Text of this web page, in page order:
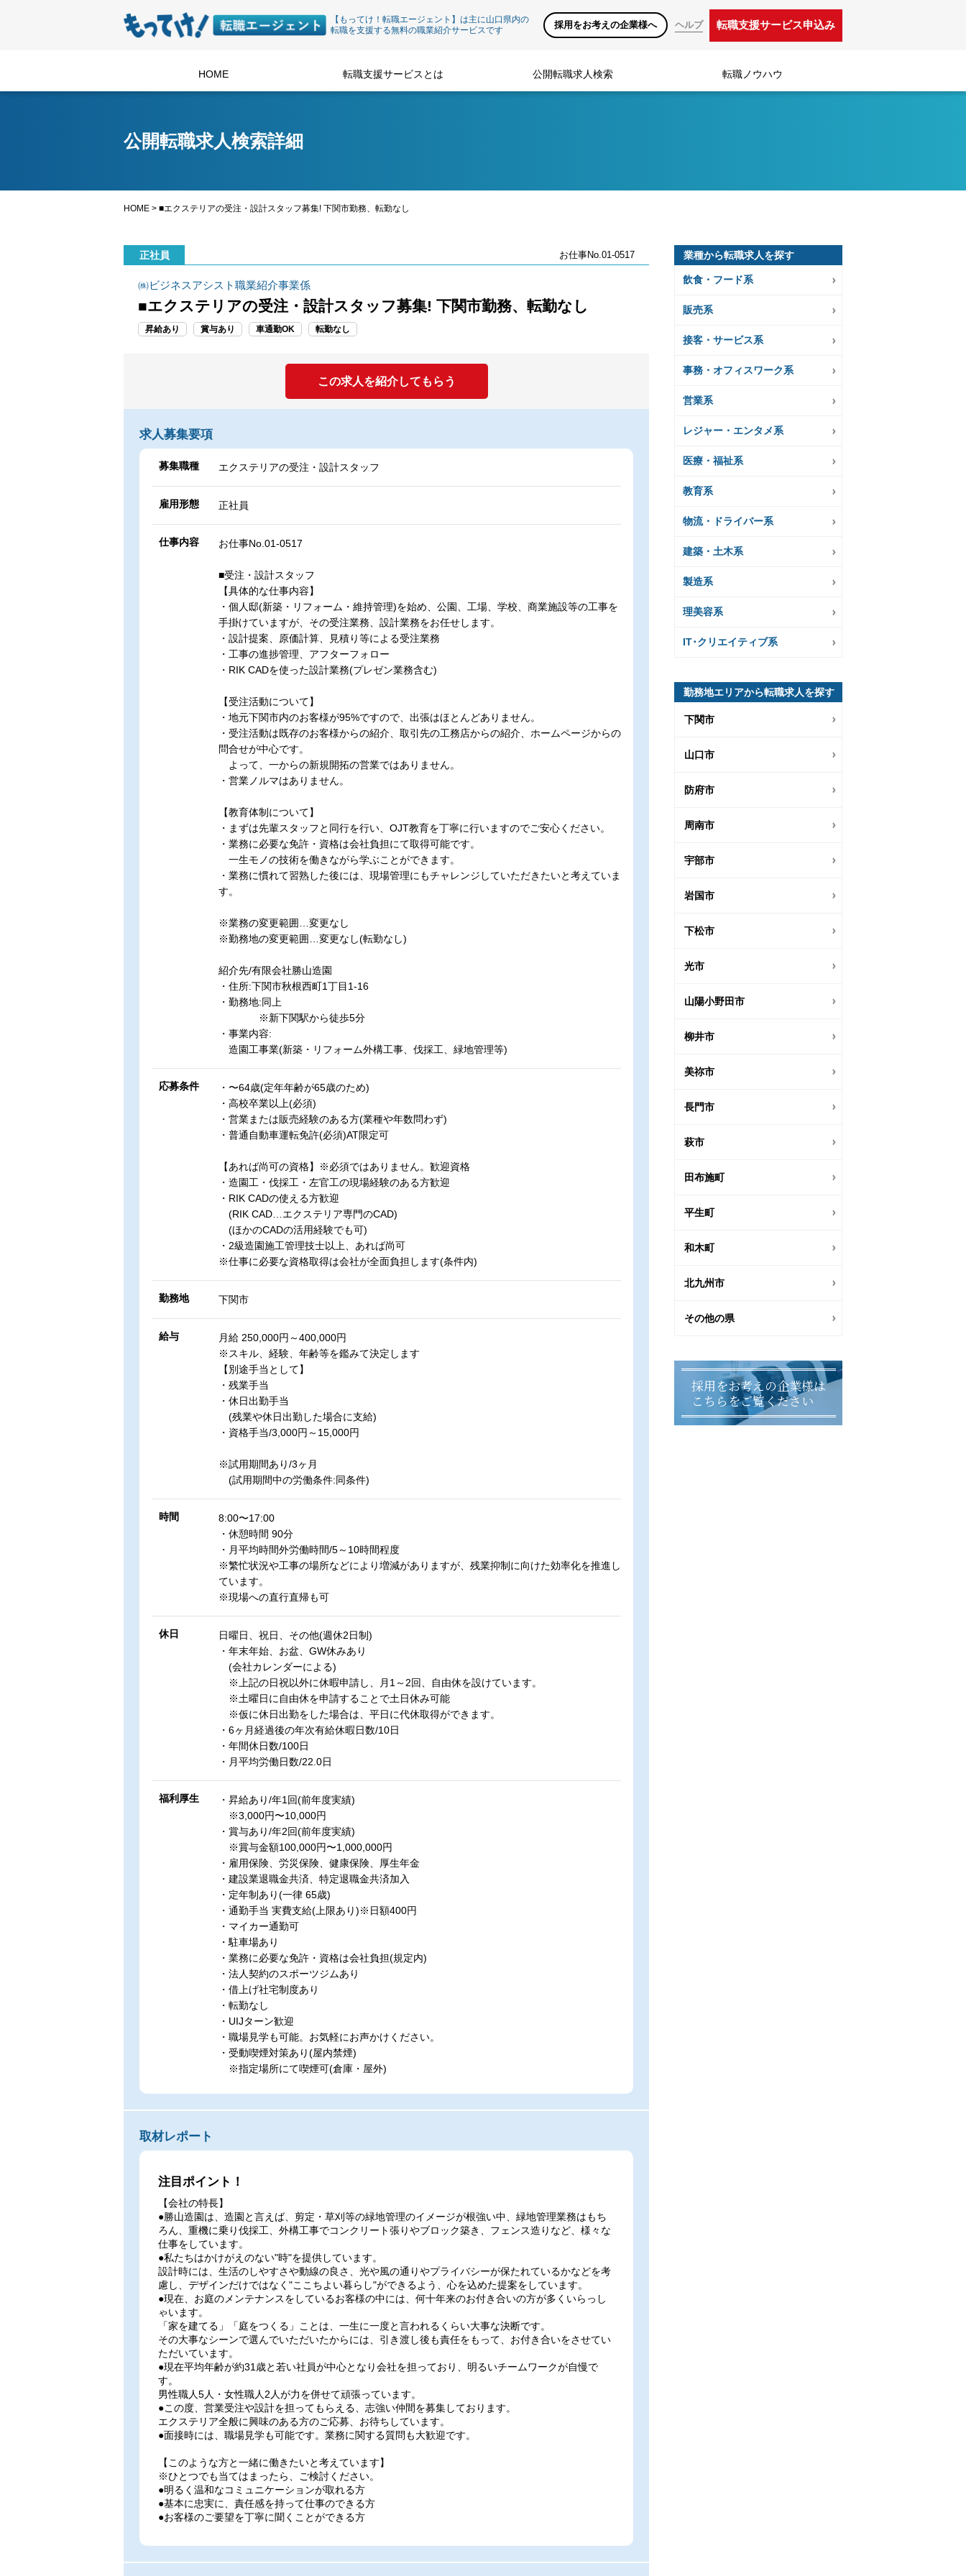
【もってけ！転職エージェント】は主に山口県内の
転職を支援する無料の職業紹介サービスです
採用をお考えの企業様へ ヘルプ 転職支援サービス申込み
HOME 転職支援サービスとは 公開転職求人検索 転職ノウハウ
公開転職求人検索詳細
HOME > ■エクステリアの受注・設計スタッフ募集! 下関市勤務、転勤なし
正社員 お仕事No.01-0517
㈱ビジネスアシスト職業紹介事業係
■エクステリアの受注・設計スタッフ募集! 下関市勤務、転勤なし
昇給あり 賞与あり 車通勤OK 転勤なし
この求人を紹介してもらう
求人募集要項
募集職種 エクステリアの受注・設計スタッフ
雇用形態 正社員
仕事内容 お仕事No.01-0517
■受注・設計スタッフ
【具体的な仕事内容】
・個人邸(新築・リフォーム・維持管理)を始め、公園、工場、学校、商業施設等の工事を
手掛けていますが、その受注業務、設計業務をお任せします。
・設計提案、原価計算、見積り等による受注業務
・工事の進捗管理、アフターフォロー
・RIK CADを使った設計業務(プレゼン業務含む)
【受注活動について】
・地元下関市内のお客様が95%ですので、出張はほとんどありません。
・受注活動は既存のお客様からの紹介、取引先の工務店からの紹介、ホームページからの
問合せが中心です。
よって、一からの新規開拓の営業ではありません。
・営業ノルマはありません。
【教育体制について】
・まずは先輩スタッフと同行を行い、OJT教育を丁寧に行いますのでご安心ください。
・業務に必要な免許・資格は会社負担にて取得可能です。
一生モノの技術を働きながら学ぶことができます。
・業務に慣れて習熟した後には、現場管理にもチャレンジしていただきたいと考えていま
す。
※業務の変更範囲…変更なし
※勤務地の変更範囲…変更なし(転勤なし)
紹介先/有限会社勝山造園
・住所:下関市秋根西町1丁目1-16
・勤務地:同上
※新下関駅から徒歩5分
・事業内容:
造園工事業(新築・リフォーム外構工事、伐採工、緑地管理等)
応募条件
・〜64歳(定年年齢が65歳のため)
・高校卒業以上(必須)
・営業または販売経験のある方(業種や年数問わず)
・普通自動車運転免許(必須)AT限定可
【あれば尚可の資格】※必須ではありません。歓迎資格
・造園工・伐採工・左官工の現場経験のある方歓迎
・RIK CADの使える方歓迎
(RIK CAD…エクステリア専門のCAD)
(ほかのCADの活用経験でも可)
・2級造園施工管理技士以上、あれば尚可
※仕事に必要な資格取得は会社が全面負担します(条件内)
勤務地 下関市
給与
月給 250,000円～400,000円
※スキル、経験、年齢等を鑑みて決定します
【別途手当として】
・残業手当
・休日出勤手当
(残業や休日出勤した場合に支給)
・資格手当/3,000円～15,000円
※試用期間あり/3ヶ月
(試用期間中の労働条件:同条件)
時間
8:00〜17:00
・休憩時間 90分
・月平均時間外労働時間/5～10時間程度
※繁忙状況や工事の場所などにより増減がありますが、残業抑制に向けた効率化を推進し
ています。
※現場への直行直帰も可
休日
日曜日、祝日、その他(週休2日制)
・年末年始、お盆、GW休みあり
(会社カレンダーによる)
※上記の日祝以外に休暇申請し、月1～2回、自由休を設けています。
※土曜日に自由休を申請することで土日休み可能
※仮に休日出勤をした場合は、平日に代休取得ができます。
・6ヶ月経過後の年次有給休暇日数/10日
・年間休日数/100日
・月平均労働日数/22.0日
福利厚生
・昇給あり/年1回(前年度実績)
※3,000円〜10,000円
・賞与あり/年2回(前年度実績)
※賞与金額100,000円〜1,000,000円
・雇用保険、労災保険、健康保険、厚生年金
・建設業退職金共済、特定退職金共済加入
・定年制あり(一律 65歳)
・通勤手当 実費支給(上限あり)※日額400円
・マイカー通勤可
・駐車場あり
・業務に必要な免許・資格は会社負担(規定内)
・法人契約のスポーツジムあり
・借上げ社宅制度あり
・転勤なし
・UIJターン歓迎
・職場見学も可能。お気軽にお声かけください。
・受動喫煙対策あり(屋内禁煙)
※指定場所にて喫煙可(倉庫・屋外)
取材レポート
注目ポイント！
【会社の特長】
●勝山造園は、造園と言えば、剪定・草刈等の緑地管理のイメージが根強い中、緑地管理業務はもち
ろん、重機に乗り伐採工、外構工事でコンクリート張りやブロック築き、フェンス造りなど、様々な
仕事をしています。
●私たちはかけがえのない"時"を提供しています。
設計時には、生活のしやすさや動線の良さ、光や風の通りやプライバシーが保たれているかなどを考
慮し、デザインだけではなく"ここちよい暮らし"ができるよう、心を込めた提案をしています。
●現在、お庭のメンテナンスをしているお客様の中には、何十年来のお付き合いの方が多くいらっし
ゃいます。
「家を建てる」「庭をつくる」ことは、一生に一度と言われるくらい大事な決断です。
その大事なシーンで選んでいただいたからには、引き渡し後も責任をもって、お付き合いをさせてい
ただいています。
●現在平均年齢が約31歳と若い社員が中心となり会社を担っており、明るいチームワークが自慢で
す。
男性職人5人・女性職人2人が力を併せて頑張っています。
●この度、営業受注や設計を担ってもらえる、志強い仲間を募集しております。
エクステリア全般に興味のある方のご応募、お待ちしています。
●面接時には、職場見学も可能です。業務に関する質問も大歓迎です。
【このような方と一緒に働きたいと考えています】
※ひとつでも当てはまったら、ご検討ください。
●明るく温和なコミュニケーションが取れる方
●基本に忠実に、責任感を持って仕事のできる方
●お客様のご要望を丁寧に聞くことができる方
業種から転職求人を探す
飲食・フード系
販売系
接客・サービス系
事務・オフィスワーク系
営業系
レジャー・エンタメ系
医療・福祉系
教育系
物流・ドライバー系
建築・土木系
製造系
理美容系
IT･クリエイティブ系
勤務地エリアから転職求人を探す
下関市
山口市
防府市
周南市
宇部市
岩国市
下松市
光市
山陽小野田市
柳井市
美祢市
長門市
萩市
田布施町
平生町
和木町
北九州市
その他の県
採用をお考えの企業様は
こちらをご覧ください